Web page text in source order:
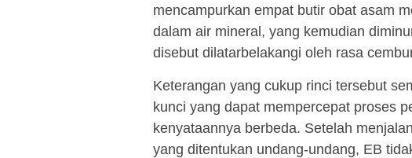
mencampurkan empat butir obat asam
dalam air mineral, yang kemudian
disebut dilatarbelakangi oleh rasa
Keterangan yang cukup rinci tersebut
kunci yang dapat mempercepat proses
kenyataannya berbeda. Setelah
yang ditentukan undang-undang, EB